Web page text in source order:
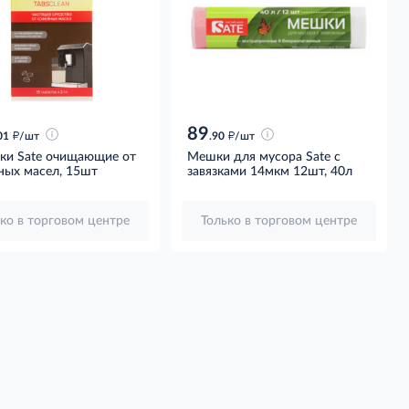
д/шт
Sate очищающие от
масел, 15шт
в торговом центре
89.90 д/шт
Мешки для мусора Sate с
завязками 14мкм 12шт, 40л
Только в торговом центре